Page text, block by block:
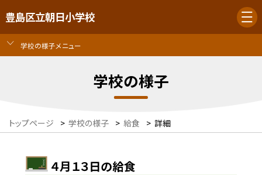
豊島区立朝日小学校
学校の様子メニュー
学校の様子
トップページ > 学校の様子 > 給食 > 詳細
４月１３日の給食